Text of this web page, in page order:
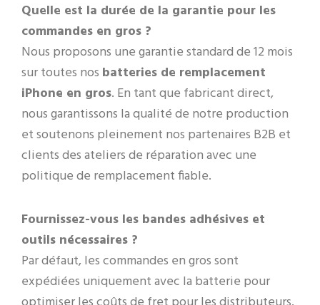
Quelle est la durée de la garantie pour les
commandes en gros ?
Nous proposons une garantie standard de 12 mois
sur toutes nos batteries de remplacement
iPhone en gros. En tant que fabricant direct,
nous garantissons la qualité de notre production
et soutenons pleinement nos partenaires B2B et
clients des ateliers de réparation avec une
politique de remplacement fiable.
Fournissez-vous les bandes adhésives et
outils nécessaires ?
Par défaut, les commandes en gros sont
expédiées uniquement avec la batterie pour